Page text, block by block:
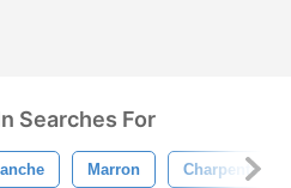
Searches For
Marron Charpenterie